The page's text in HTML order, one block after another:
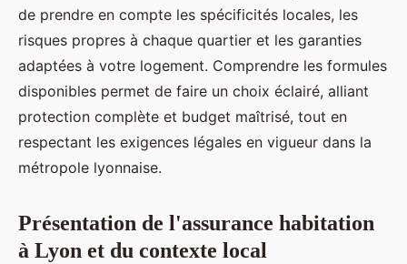
de prendre en compte les spécificités locales, les
risques propres à chaque quartier et les garanties
adaptées à votre logement. Comprendre les formules
disponibles permet de faire un choix éclairé, alliant
protection complète et budget maîtrisé, tout en
respectant les exigences légales en vigueur dans la
métropole lyonnaise.
Présentation de l'assurance habitation
à Lyon et du contexte local